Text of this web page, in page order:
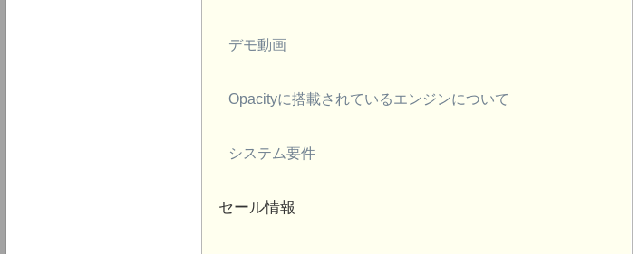
デモ動画
Opacityに搭載されているエンジンについて
システム要件
セール情報